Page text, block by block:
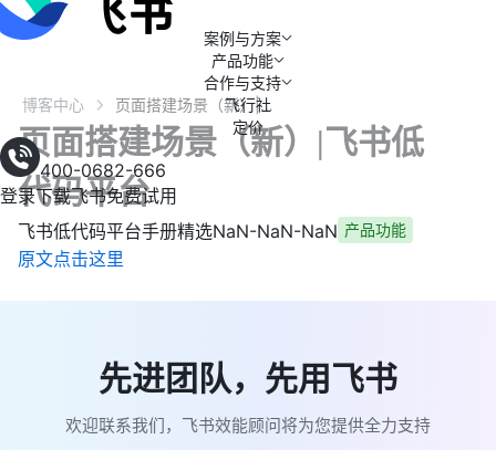
案例与方案
产品功能
合作与支持
飞行社
定价
400-0682-666
登录下载飞书免费试用
博客中心 页面搭建场景（新）|飞书低代码平台
页面搭建场景（新）|飞书低
代码平台
飞书低代码平台手册精选NaN-NaN-NaN 产品功能
原文点击这里
先进团队，先用飞书
欢迎联系我们，飞书效能顾问将为您提供全力支持